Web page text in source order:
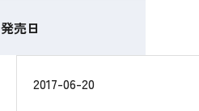
発売日
2017-06-20